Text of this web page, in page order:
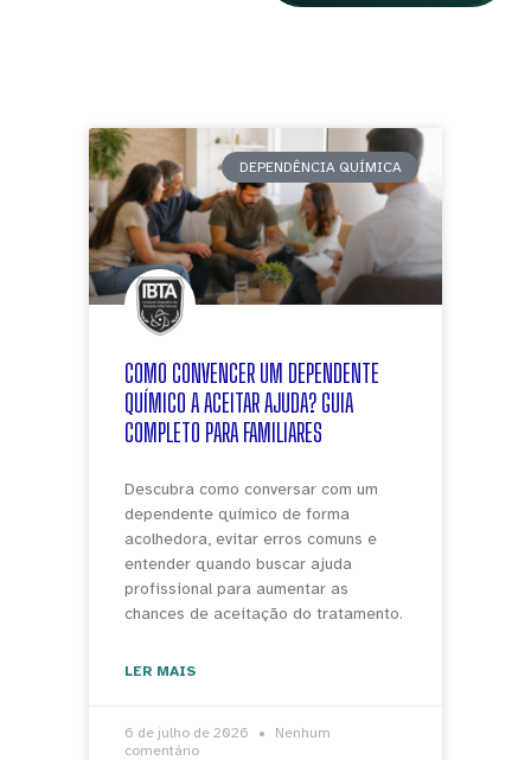
DEPENDÊNCIA QUÍMICA
COMO CONVENCER UM DEPENDENTE
QUÍMICO A ACEITAR AJUDA? GUIA
COMPLETO PARA FAMILIARES
Descubra como conversar com um
dependente químico de forma
acolhedora, evitar erros comuns e
entender quando buscar ajuda
profissional para aumentar as
chances de aceitação do tratamento.
LER MAIS
6 de julho de 2026
Nenhum
comentário